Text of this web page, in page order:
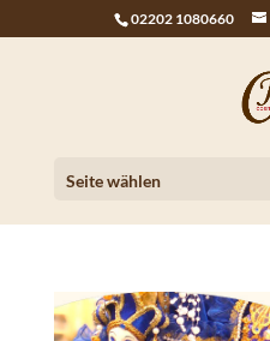
02202 1080660
Seite wählen